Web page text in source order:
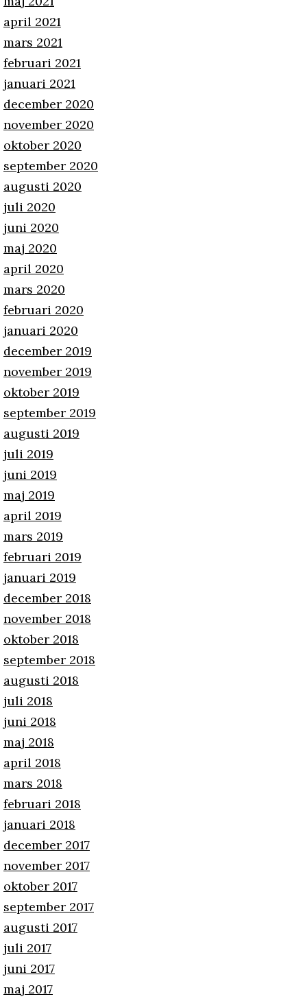
april 2021
mars 2021
februari 2021
januari 2021
december 2020
november 2020
oktober 2020
september 2020
augusti 2020
juli 2020
juni 2020
maj 2020
april 2020
mars 2020
februari 2020
januari 2020
december 2019
november 2019
oktober 2019
september 2019
augusti 2019
juli 2019
juni 2019
maj 2019
april 2019
mars 2019
februari 2019
januari 2019
december 2018
november 2018
oktober 2018
september 2018
augusti 2018
juli 2018
juni 2018
maj 2018
april 2018
mars 2018
februari 2018
januari 2018
december 2017
november 2017
oktober 2017
september 2017
augusti 2017
juli 2017
juni 2017
maj 2017